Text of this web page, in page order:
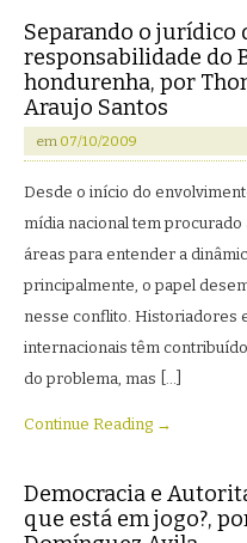
Separando o jurídico
responsabilidade do
hondurenha, por
Araujo Santos
em 07/10/2009
Desde o início do
mídia nacional tem
áreas para entender a
principalmente, o papel
nesse conflito. Historiadores
internacionais têm
do problema, mas […]
Continue Reading →
Democracia e
que está em jogo?,